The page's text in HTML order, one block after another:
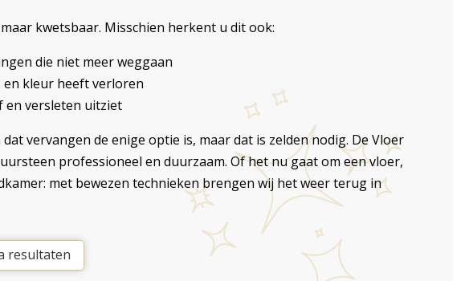
kwetsbaar. Misschien herkent u dit ook:
die niet meer weggaan
en kleur heeft verloren
en versleten uitziet
vervangen de enige optie is, maar dat is zelden nodig. De Vloer
professioneel en duurzaam. Of het nu gaat om een vloer,
met bewezen technieken brengen wij het weer terug in
resultaten